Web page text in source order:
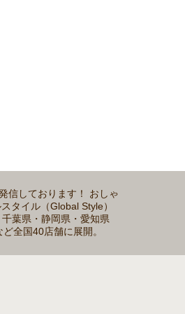
信しております！ おしゃ
タイル（Global Style）
葉県・静岡県・愛知県
全国40店舗に展開。